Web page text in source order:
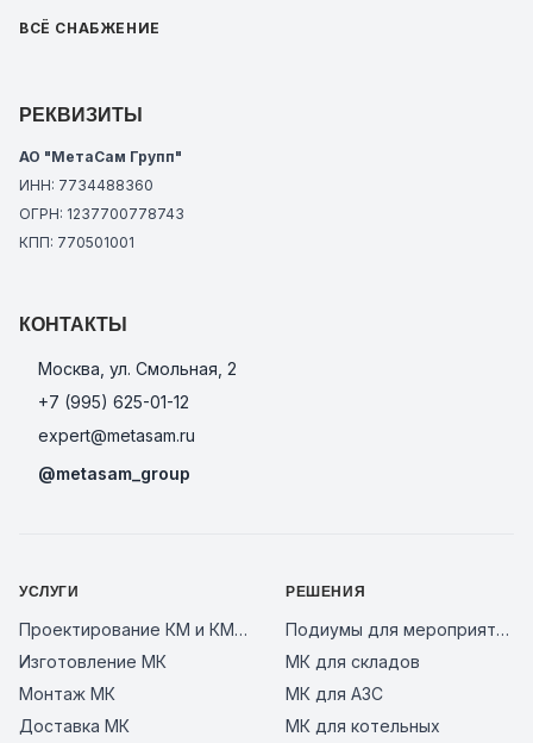
ВСЁ СНАБЖЕНИЕ
РЕКВИЗИТЫ
АО "МетаСам Групп"
ИНН: 7734488360
ОГРН: 1237700778743
КПП: 770501001
КОНТАКТЫ
Москва, ул. Смольная, 2
+7 (995) 625-01-12
expert@metasam.ru
@metasam_group
УСЛУГИ
Проектирование КМ и КМД
Изготовление МК
Монтаж МК
Доставка МК
РЕШЕНИЯ
Подиумы для мероприятий
МК для складов
МК для АЗС
МК для котельных